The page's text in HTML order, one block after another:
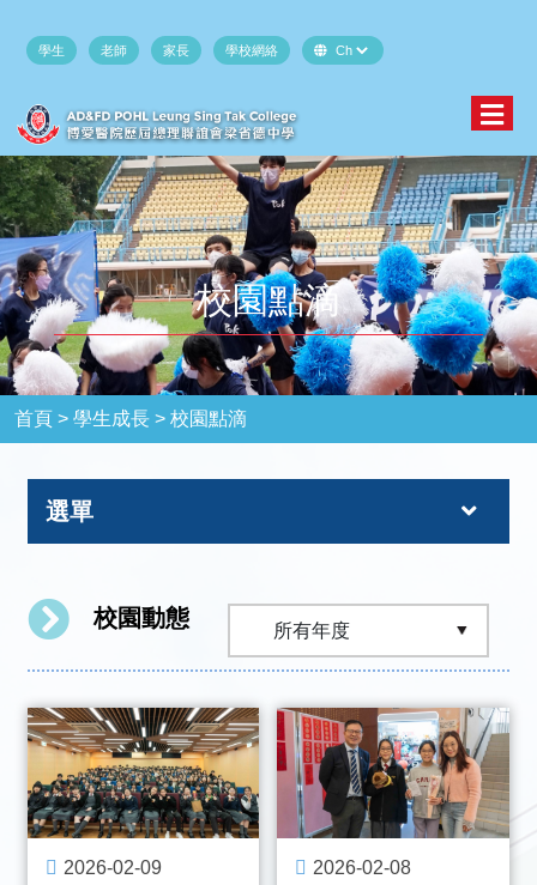
學生 老師 家長 學校網絡
校園點滴
首頁 > 學生成長 >校園點滴
選單
校園動態
2026-02-09
2026-02-08